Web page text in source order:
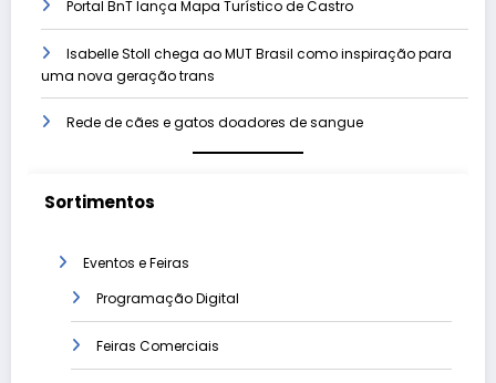
Portal BnT lança Mapa Turístico de Castro
Isabelle Stoll chega ao MUT Brasil como inspiração para
uma nova geração trans
Rede de cães e gatos doadores de sangue
Sortimentos
Eventos e Feiras
Programação Digital
Feiras Comerciais